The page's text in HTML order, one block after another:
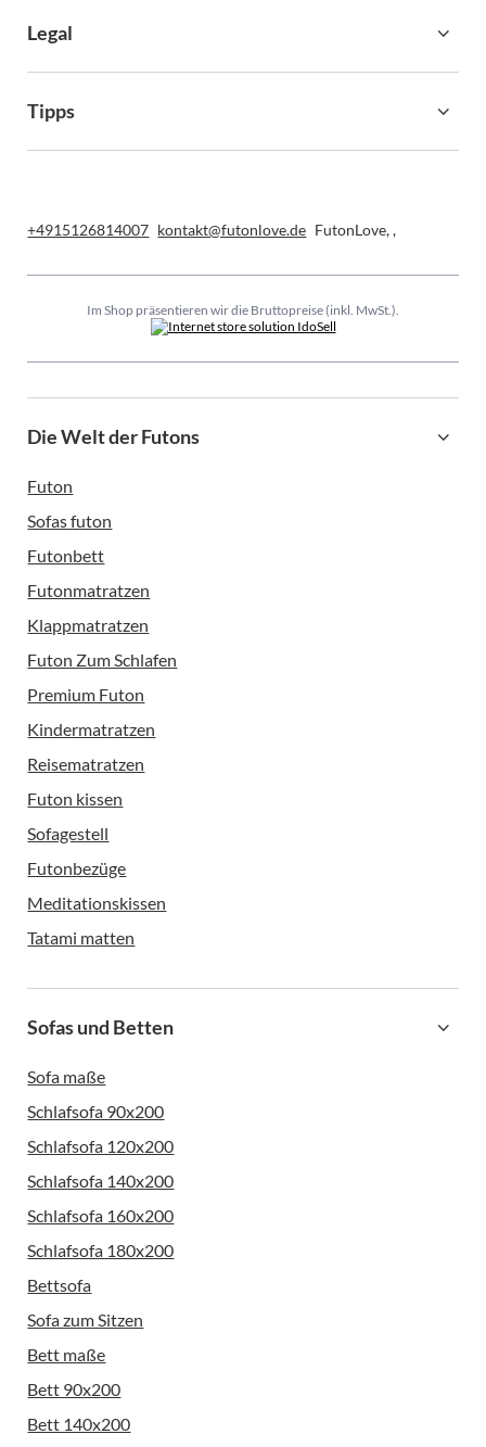
Legal
Tipps
+4915126814007 kontakt@futonlove.de FutonLove,,
Im Shop präsentieren wir die Bruttopreise (inkl. MwSt.).
Die Welt der Futons
Futon
Sofas futon
Futonbett
Futonmatratzen
Klappmatratzen
Futon Zum Schlafen
Premium Futon
Kindermatratzen
Reisematratzen
Futon kissen
Sofagestell
Futonbezüge
Meditationskissen
Tatami matten
Sofas und Betten
Sofa maße
Schlafsofa 90x200
Schlafsofa 120x200
Schlafsofa 140x200
Schlafsofa 160x200
Schlafsofa 180x200
Bettsofa
Sofa zum Sitzen
Bett maße
Bett 90x200
Bett 140x200